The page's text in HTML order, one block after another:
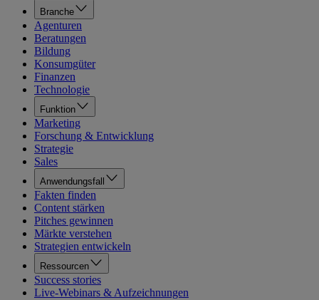
Branche
Agenturen
Beratungen
Bildung
Konsumgüter
Finanzen
Technologie
Funktion
Marketing
Forschung & Entwicklung
Strategie
Sales
Anwendungsfall
Fakten finden
Content stärken
Pitches gewinnen
Märkte verstehen
Strategien entwickeln
Ressourcen
Success stories
Live-Webinars & Aufzeichnungen